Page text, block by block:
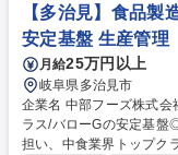
製品の廃棄管理や工場
的に、上記業務をルーティン
【東大阪/生産管理】日清
可
【多治見】食品製
安定基盤 生産管理
月給25万円以上
岐阜県多治見市
企業名 中部フーズ株式会社 求人名 【多治見】食品製造/中食業界ト
ラス/バローGの安定基盤◎ 仕事の内容 バローグループの総菜部門
担い、中食業界トップク